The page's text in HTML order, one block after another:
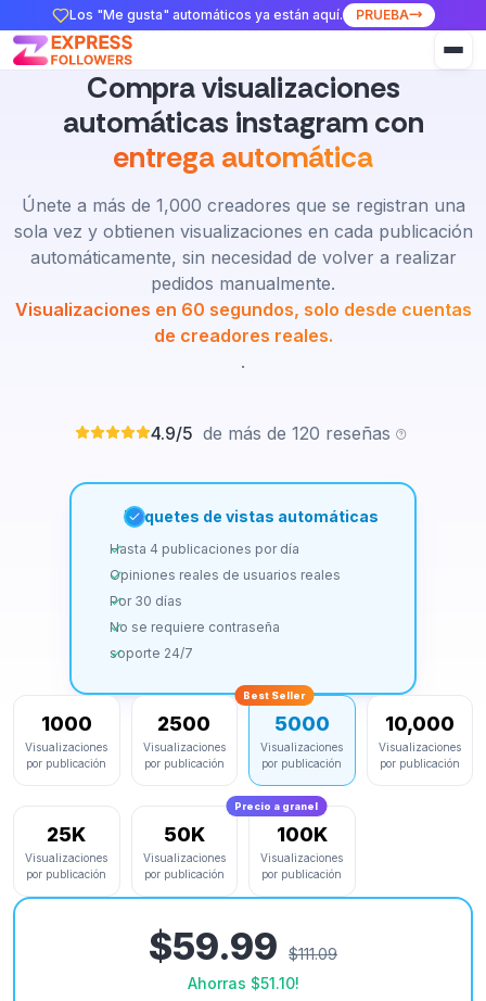
Los "Me gusta" automáticos ya están aquí. PRUEBA
Compra visualizaciones
automáticas instagram con
entrega automática
Únete a más de 1,000 creadores que se registran una
sola vez y obtienen visualizaciones en cada publicación
automáticamente, sin necesidad de volver a realizar
pedidos manualmente.
Visualizaciones en 60 segundos, solo desde cuentas
de creadores reales.
.
4.9/5 de más de 120 reseñas
Paquetes de vistas automáticas
Hasta 4 publicaciones por día
Opiniones reales de usuarios reales
Por 30 días
No se requiere contraseña
soporte 24/7
1000
Visualizaciones
por publicación
2500
Visualizaciones
por publicación
Best Seller
5000
Visualizaciones
por publicación
10,000
Visualizaciones
por publicación
25K
Visualizaciones
por publicación
50K
Visualizaciones
por publicación
Precio a granel
100K
Visualizaciones
por publicación
$59.99
$111.09
Ahorras $51.10!